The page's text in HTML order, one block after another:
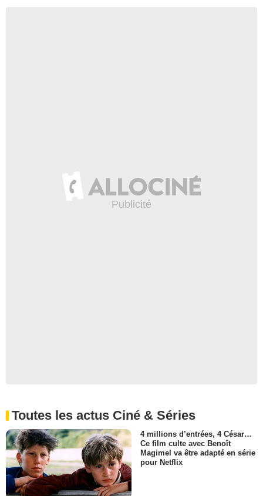
Toutes les actus Ciné & Séries
4 millions d’entrées, 4 César…
Ce film culte avec Benoît
Magimel va être adapté en série
pour Netflix